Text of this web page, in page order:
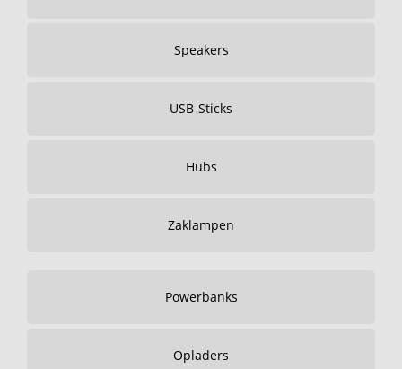
Speakers
USB-Sticks
Hubs
Zaklampen
Powerbanks
Opladers